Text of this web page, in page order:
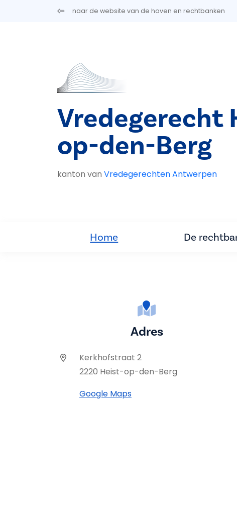
Overslaan en naar de inhoud gaannaar de website van de hoven en rechtbanken
Vredegerecht
op-den-Berg
kanton van Vredegerechten Antwerpen
Home De
Adres
Kerkhofstraat 2
2220 Heist-op-den-Berg
Google Maps